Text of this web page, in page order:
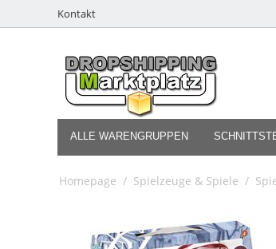
Kontakt
ALLE WARENGRUPPEN
Homepage / Spielzeuge & Spiele /